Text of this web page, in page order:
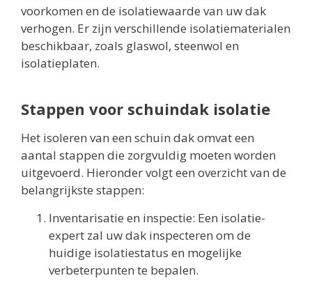
voorkomen en de isolatiewaarde van uw dak
verhogen. Er zijn verschillende isolatiematerialen
beschikbaar, zoals glaswol, steenwol en
isolatieplaten.
Stappen voor schuindak isolatie
Het isoleren van een schuin dak omvat een
aantal stappen die zorgvuldig moeten worden
uitgevoerd. Hieronder volgt een overzicht van de
belangrijkste stappen:
Inventarisatie en inspectie: Een isolatie-
expert zal uw dak inspecteren om de
huidige isolatiestatus en mogelijke
verbeterpunten te bepalen.